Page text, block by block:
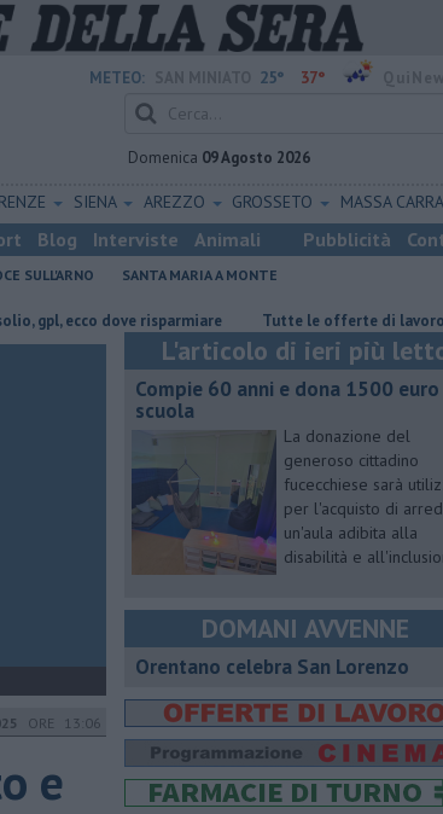
METEO: 25° 37°
Domenica 09 Agosto 2026
SIENA AREZZO GROSSETO MASSA
Blog Interviste Animali Pubblicità
SULL'ARNO SANTA MARIA A MONTE
ecco dove risparmiare ​Tutte le offerte di lavoro in
ORE 13:06
e
L'articolo di ieri più
Compie 60 anni e dona 1500
scuola
La donazione del
generoso cittadino
fucecchiese sarà
per l'acquisto di
un'aula adibita alla
disabilità e
DOMANI AVVENNE
Orentano celebra San Lorenzo